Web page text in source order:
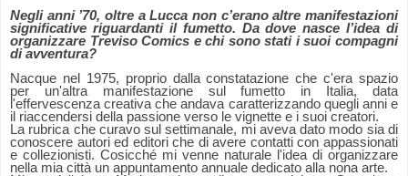
Negli anni ’70, oltre a Lucca non c’erano altre manifestazioni
significative riguardanti il fumetto. Da dove nasce l’idea di
organizzare Treviso Comics e chi sono stati i suoi compagni
di avventura?
Nacque nel 1975, proprio dalla constatazione che c'era spazio
per un'altra manifestazione sul fumetto in Italia, data
l'effervescenza creativa che andava caratterizzando quegli anni e
il riaccendersi della passione verso le vignette e i suoi creatori.
La rubrica che curavo sul settimanale, mi aveva dato modo sia di
conoscere autori ed editori che di avere contatti con appassionati
e collezionisti. Cosicché mi venne naturale l'idea di organizzare
nella mia città un appuntamento annuale dedicato alla nona arte.